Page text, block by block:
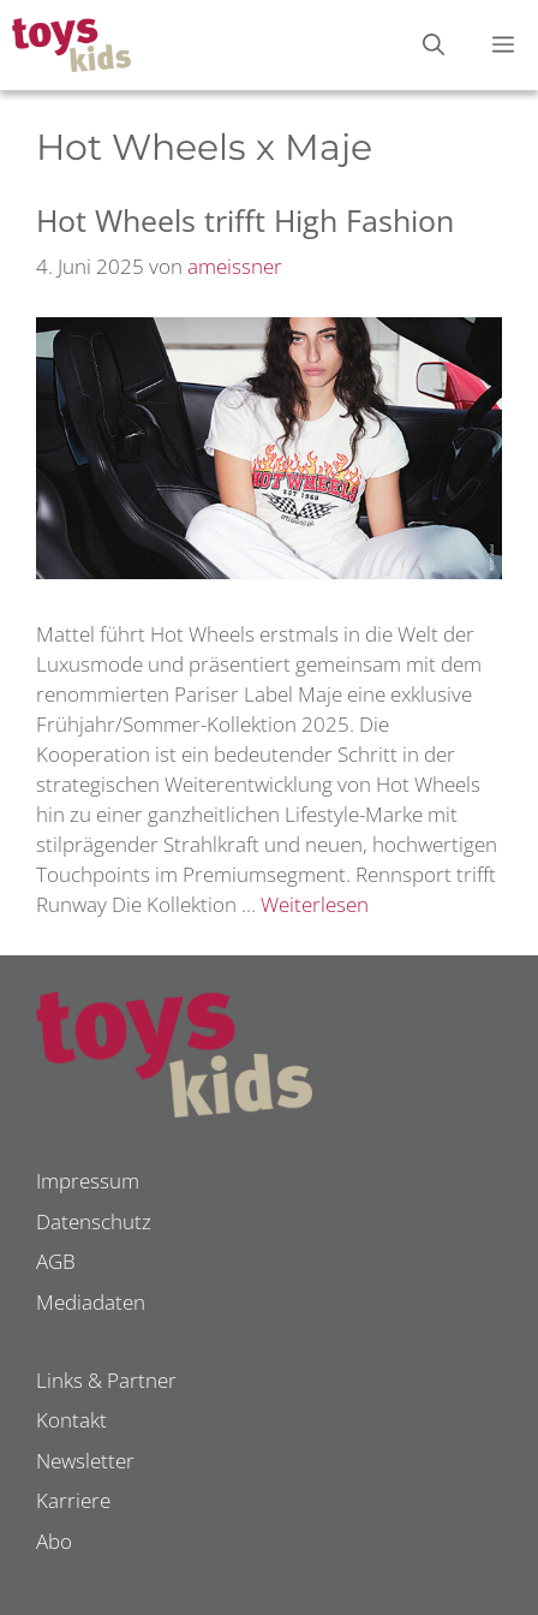
Zum
Inhalt
springen
Hot Wheels x Maje
Hot Wheels trifft High Fashion
4. Juni 2025 von ameissner
Mattel führt Hot Wheels erstmals in die Welt der
Luxusmode und präsentiert gemeinsam mit dem
renommierten Pariser Label Maje eine exklusive
Frühjahr/Sommer-Kollektion 2025. Die
Kooperation ist ein bedeutender Schritt in der
strategischen Weiterentwicklung von Hot Wheels
hin zu einer ganzheitlichen Lifestyle-Marke mit
stilprägender Strahlkraft und neuen, hochwertigen
Touchpoints im Premiumsegment. Rennsport trifft
Runway Die Kollektion … Weiterlesen
Impressum
Datenschutz
AGB
Mediadaten
Links & Partner
Kontakt
Newsletter
Karriere
Abo